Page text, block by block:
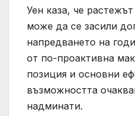
Уен каза, че
може да се засили
напредването на
от по-проактивна
позиция и основни
възможността
надминати.